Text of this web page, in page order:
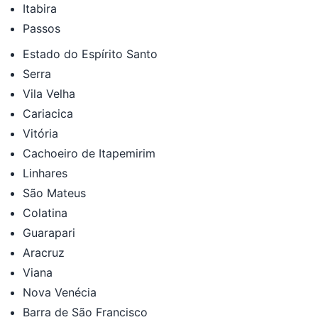
Itabira
Passos
Estado do Espírito Santo
Serra
Vila Velha
Cariacica
Vitória
Cachoeiro de Itapemirim
Linhares
São Mateus
Colatina
Guarapari
Aracruz
Viana
Nova Venécia
Barra de São Francisco